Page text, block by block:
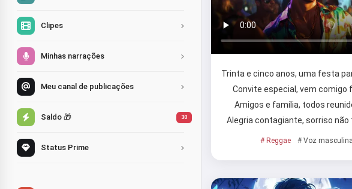
Clipes
Minhas narrações
Meu canal de publicações
Saldo 🎁 30
Status Prime
Trinta e cinco anos, uma festa
Convite especial, vem comigo
Amigos e família, todos
Alegria contagiante, sorriso
# Reggae # Voz masculina
Eu